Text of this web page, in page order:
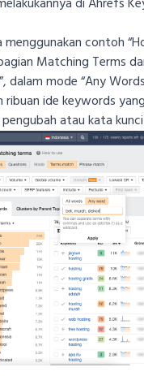
di Ahrefs
contoh
Matching Terms
dalam mode “Any
ribuan ide keywords yang
atau kata